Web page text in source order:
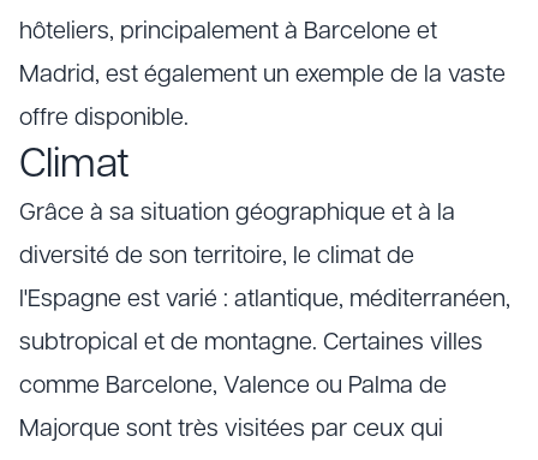
hôteliers, principalement à Barcelone et
Madrid, est également un exemple de la vaste
offre disponible.
Climat
Grâce à sa situation géographique et à la
diversité de son territoire, le climat de
l'Espagne est varié : atlantique, méditerranéen,
subtropical et de montagne. Certaines villes
comme Barcelone, Valence ou Palma de
Majorque sont très visitées par ceux qui